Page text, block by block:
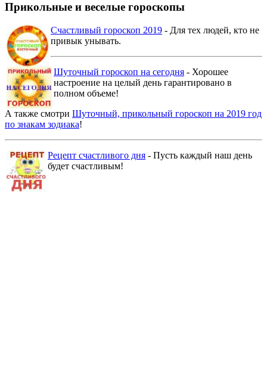
Прикольные и веселые гороскопы
Счастливый гороскоп 2019 - Для тех людей, кто не
привык унывать.
Шуточный гороскоп на сегодня - Хорошее
настроение на целый день гарантировано в
полном объеме!
А также смотри Шуточный, прикольный гороскоп на 2019 год
по знакам зодиака!
Рецепт счастливого дня - Пусть каждый наш день
будет счастливым!